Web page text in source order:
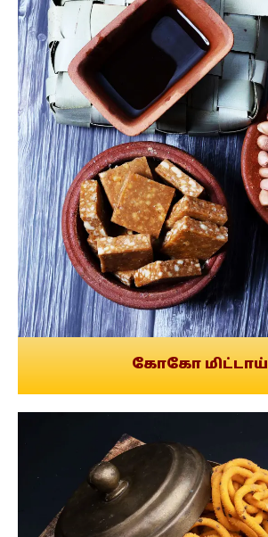
கோகோ மிட்டாய்